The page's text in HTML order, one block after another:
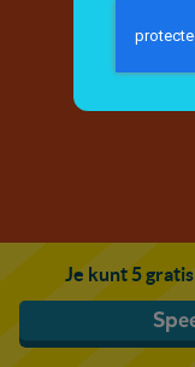
Je kunt 5